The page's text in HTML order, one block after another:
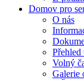
Domov pro
O nás
Přehled
Volný
Galerie